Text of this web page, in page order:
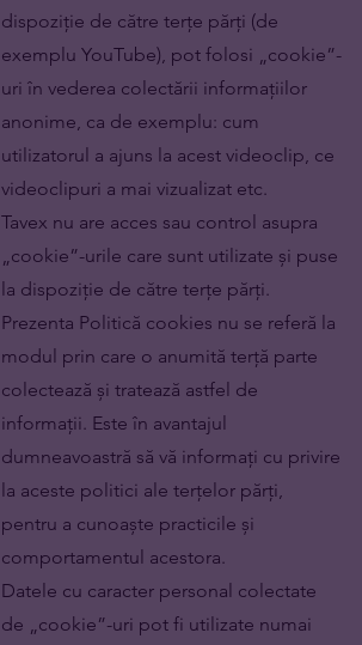
dispoziție de către terțe părți (de
exemplu YouTube), pot folosi „cookie”-
uri în vederea colectării informațiilor
anonime, ca de exemplu: cum
utilizatorul a ajuns la acest videoclip, ce
videoclipuri a mai vizualizat etc.
Tavex nu are acces sau control asupra
„cookie”-urile care sunt utilizate și puse
la dispoziție de către terțe părți.
Prezenta Politică cookies nu se referă la
modul prin care o anumită terță parte
colectează și tratează astfel de
informații. Este în avantajul
dumneavoastră să vă informați cu privire
la aceste politici ale terțelor părți,
pentru a cunoaște practicile și
comportamentul acestora.
Datele cu caracter personal colectate
de „cookie”-uri pot fi utilizate numai